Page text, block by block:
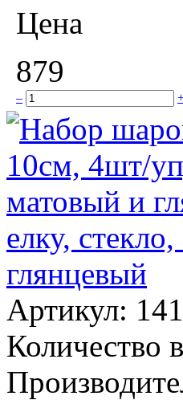
Цена
879
–
елку,
глянцевый
Артикул:
Количество